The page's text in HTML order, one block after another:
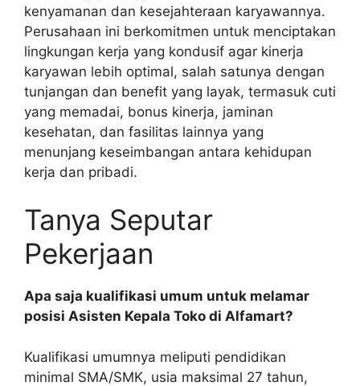
kenyamanan dan kesejahteraan karyawannya.
Perusahaan ini berkomitmen untuk menciptakan
lingkungan kerja yang kondusif agar kinerja
karyawan lebih optimal, salah satunya dengan
tunjangan dan benefit yang layak, termasuk cuti
yang memadai, bonus kinerja, jaminan
kesehatan, dan fasilitas lainnya yang
menunjang keseimbangan antara kehidupan
kerja dan pribadi.
Tanya Seputar
Pekerjaan
Apa saja kualifikasi umum untuk melamar
posisi Asisten Kepala Toko di Alfamart?
Kualifikasi umumnya meliputi pendidikan
minimal SMA/SMK, usia maksimal 27 tahun,